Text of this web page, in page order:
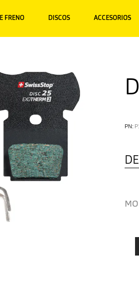
FRENO DISCOS ACCESORIOS
PN: